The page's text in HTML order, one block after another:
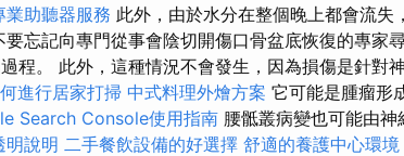
業助聽器服務 此外，由於水分在整個晚上都會流失
要忘記向專門從事會陰切開傷口骨盆底恢復的專家
程。 此外，這種情況不會發生，因為損傷是針對
進行居家打掃 中式料理外燴方案 它可能是腫瘤形
Search Console使用指南 腰骶叢病變也可能由
明說明 二手餐飲設備的好選擇 舒適的養護中心環境